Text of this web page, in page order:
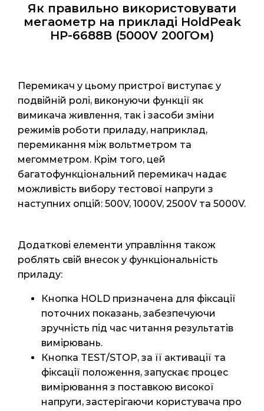
Як правильно використовувати
мегаометр на прикладі HoldPeak
HP-6688B (5000V 200ГОм)
Перемикач у цьому пристрої виступає у
подвійній ролі, виконуючи функції як
вимикача живлення, так і засоби зміни
режимів роботи приладу, наприклад,
перемикання між вольтметром та
мегомметром. Крім того, цей
багатофункціональний перемикач надає
можливість вибору тестової напруги з
наступних опцій: 500V, 1000V, 2500V та 5000V.
Додаткові елементи управління також
роблять свій внесок у функціональність
приладу:
Кнопка HOLD призначена для фіксації
поточних показань, забезпечуючи
зручність під час читання результатів
вимірювань.
Кнопка TEST/STOP, за її активації та
фіксації положення, запускає процес
вимірювання з поставкою високої
напруги, застерігаючи користувача про